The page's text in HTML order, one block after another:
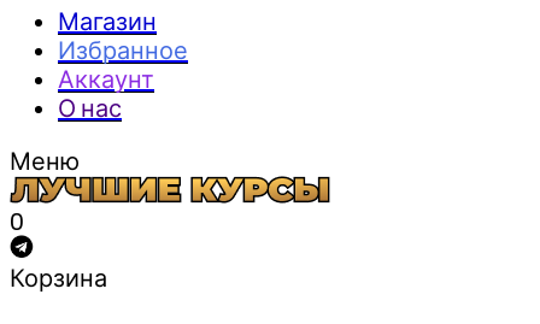
Магазин
Избранное
Аккаунт
О нас
Меню
0
Корзина